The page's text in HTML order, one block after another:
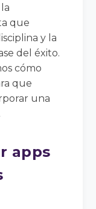
que
y la
del éxito.
cómo
que
una
apps